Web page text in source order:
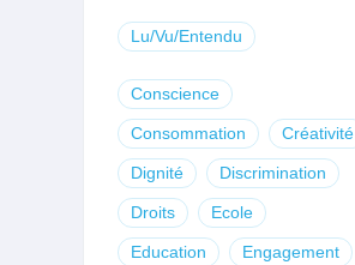
Lu/Vu/Entendu
Conscience
Consommation Créativité
Dignité Discrimination
Droits Ecole
Education Engagement